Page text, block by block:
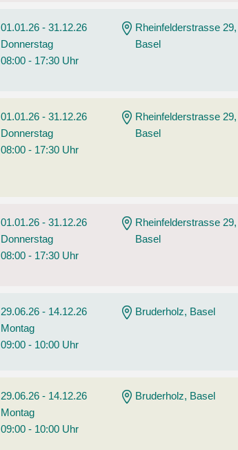
01.01.26 - 31.12.26
Donnerstag
08:00 - 17:30 Uhr
Rheinfelderstrasse 29,
Basel
01.01.26 - 31.12.26
Donnerstag
08:00 - 17:30 Uhr
Rheinfelderstrasse 29,
Basel
01.01.26 - 31.12.26
Donnerstag
08:00 - 17:30 Uhr
Rheinfelderstrasse 29,
Basel
29.06.26 - 14.12.26
Montag
09:00 - 10:00 Uhr
Bruderholz, Basel
29.06.26 - 14.12.26
Montag
09:00 - 10:00 Uhr
Bruderholz, Basel